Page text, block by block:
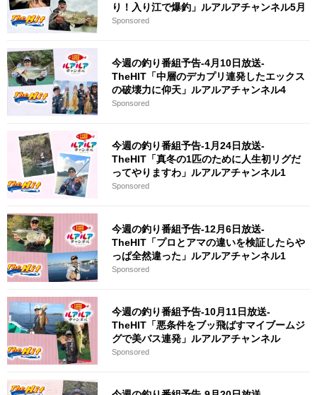
り！入り江で爆釣」ルアルアチャンネル5月
Sponsored
今週の釣り番組予告-4月10日放送-
TheHIT「中層のデカプリ連発したエックス
の破壊力に仰天」ルアルアチャンネル4
Sponsored
今週の釣り番組予告-1月24日放送-
TheHIT「真冬の1匹のために人生初リグだ
ってやりますわ」ルアルアチャンネル1
Sponsored
今週の釣り番組予告-12月6日放送-
TheHIT「プロとアマの違いを検証したらや
っぱ全然違った」ルアルアチャンネル1
Sponsored
今週の釣り番組予告-10月11日放送-
TheHIT「悪条件をブッ飛ばすマイブームジ
グで美バス連発」ルアルアチャンネル
Sponsored